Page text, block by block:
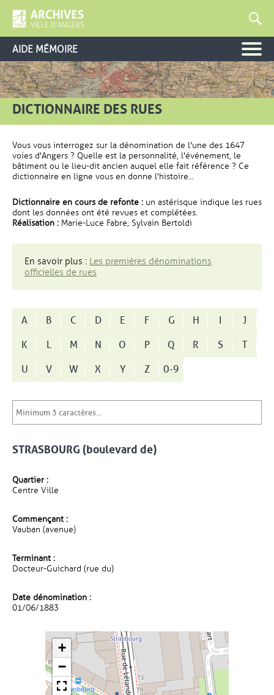
AIDE MÉMOIRE
DICTIONNAIRE DES RUES
Vous vous interrogez sur la dénomination de l'une des 1647
voies d'Angers ? Quelle est la personnalité, l'événement, le
bâtiment ou le lieu-dit ancien auquel elle fait référence ? Ce
dictionnaire en ligne vous en donne l'histoire...
Dictionnaire en cours de refonte : un astérisque indique les rues
dont les données ont été revues et complétées.
Réalisation : Marie-Luce Fabre, Sylvain Bertoldi
En savoir plus : Les premières dénominations
officielles de rues
A B C D E F G H I
J
K
L M N O P Q R S
T
U
V W X Y Z 0-9
STRASBOURG (boulevard de)
Quartier :
Centre Ville
Commençant :
Vauban (avenue)
Terminant :
Docteur-Guichard (rue du)
Date dénomination :
01/06/1883
+
−